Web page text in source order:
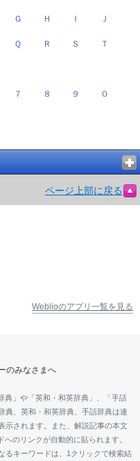
Ｇ Ｈ Ｉ Ｊ
Ｑ Ｒ Ｓ Ｔ
７ ８ ９ ０
ページ上部に戻る
Weblioのアプリ一覧を見る
のみなさまへ
典」や「英和・和英辞典」、「手話
典、英和・和英辞典、手話辞典は連
示されます。また、解説記事の本文
のリンクが自動的に貼られます。
るキーワードは、1クリックで検索結